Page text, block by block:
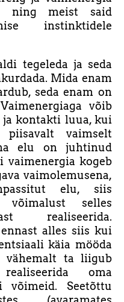
ning meist said
instinktidele
tegeleda ja seda
Mida enam
seda enam on
võib
kontakti luua, kui
vaimselt
elu on juhtinud
vaimenergia kogeb
vaimolemusena,
elu, siis
selles
realiseerida.
alles siis kui
käia mööda
vähemalt ta liigub
oma
võimeid. Seetõttu